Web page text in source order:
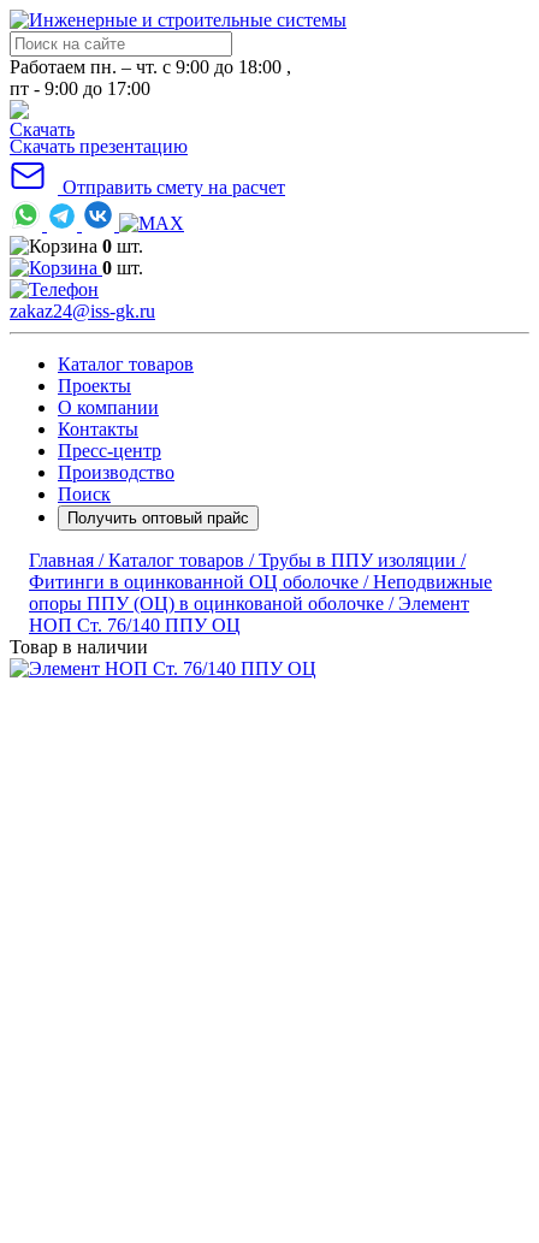
Работаем пн. – чт. с 9:00 до 18:00 ,
пт - 9:00 до 17:00
Скачать презентацию
Отправить смету на расчет
0 шт.
0 шт.
zakaz24@iss-gk.ru
Каталог товаров
Проекты
О компании
Контакты
Пресс-центр
Производство
Поиск
Получить оптовый прайс
Главная /Каталог товаров /Трубы в ППУ изоляции /
Фитинги в оцинкованной ОЦ оболочке /Неподвижные
опоры ППУ (ОЦ) в оцинкованой оболочке /Элемент
НОП Ст. 76/140 ППУ ОЦ
Товар в наличии